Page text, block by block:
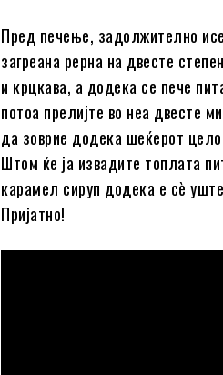
Пред печење, задолжително
загреана рерна на двесте
и крцкава, а додека се пече
потоа прелијте во неа двесте
да зоврие додека шеќерот
Штом ќе ја извадите топлата
карамел сируп додека е сè
Пријатно!